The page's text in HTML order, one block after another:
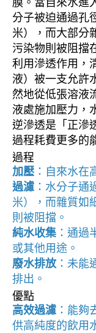
膜。當自來水進
分子被迫通過孔
米），而大部分
污染物則被阻擋
利用滲透作用，
液）被一支允許
然地從低張溶液
液處施加壓力，
逆滲透是「正滲
過程耗費更多的
過程
加壓 ：自來水在
過濾 ：水分子通
米），而雜質如
則被阻擋。
純水收集 ：通過
或其他用途。
廢水排放：未能
排出。
優點
高效過濾 ：能夠
供高純度的飲用